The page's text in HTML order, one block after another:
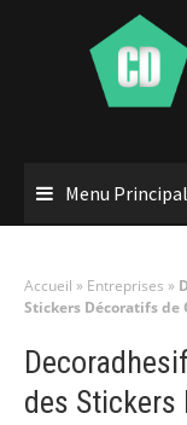
Menu Principal
Accueil » Entreprises »
Stickers Décoratifs de
des Stickers